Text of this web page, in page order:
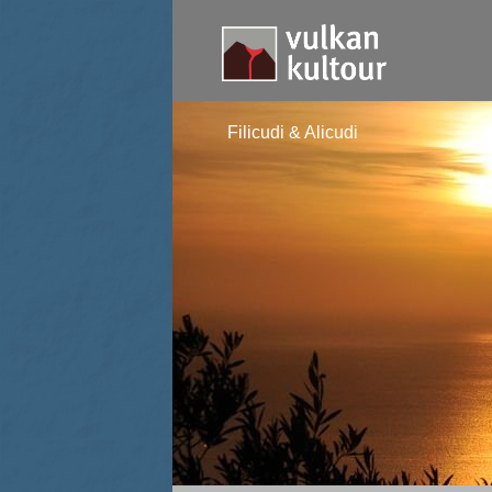
Filicudi & Alicudi